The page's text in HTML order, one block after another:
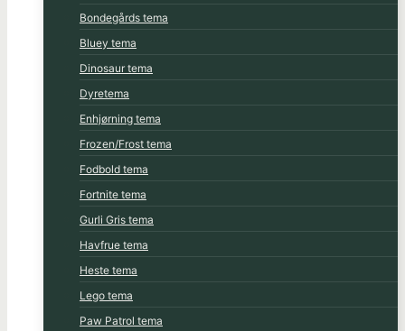
Bondegårds tema
Bluey tema
Dinosaur tema
Dyretema
Enhjørning tema
Frozen/Frost tema
Fodbold tema
Fortnite tema
Gurli Gris tema
Havfrue tema
Heste tema
Lego tema
Paw Patrol tema